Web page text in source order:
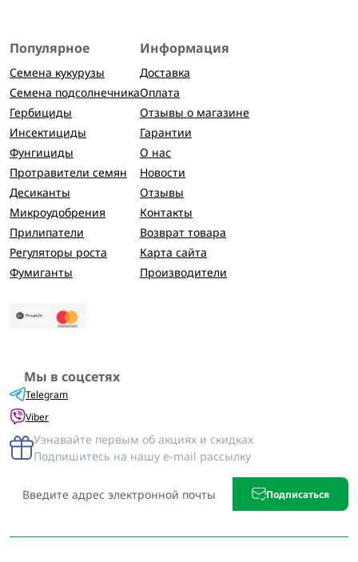
Популярное
Семена кукурузы
Семена подсолнечника
Гербициды
Инсектициды
Фунгициды
Протравители семян
Десиканты
Микроудобрения
Прилипатели
Регуляторы роста
Фумиганты
Информация
Доставка
Оплата
Отзывы о магазине
Гарантии
О нас
Новости
Отзывы
Контакты
Возврат товара
Карта сайта
Производители
Мы в соцсетях
Telegram
Viber
Узнавайте первым об акциях и скидках
Подпишитесь на нашу e-mail рассылку
Подписаться